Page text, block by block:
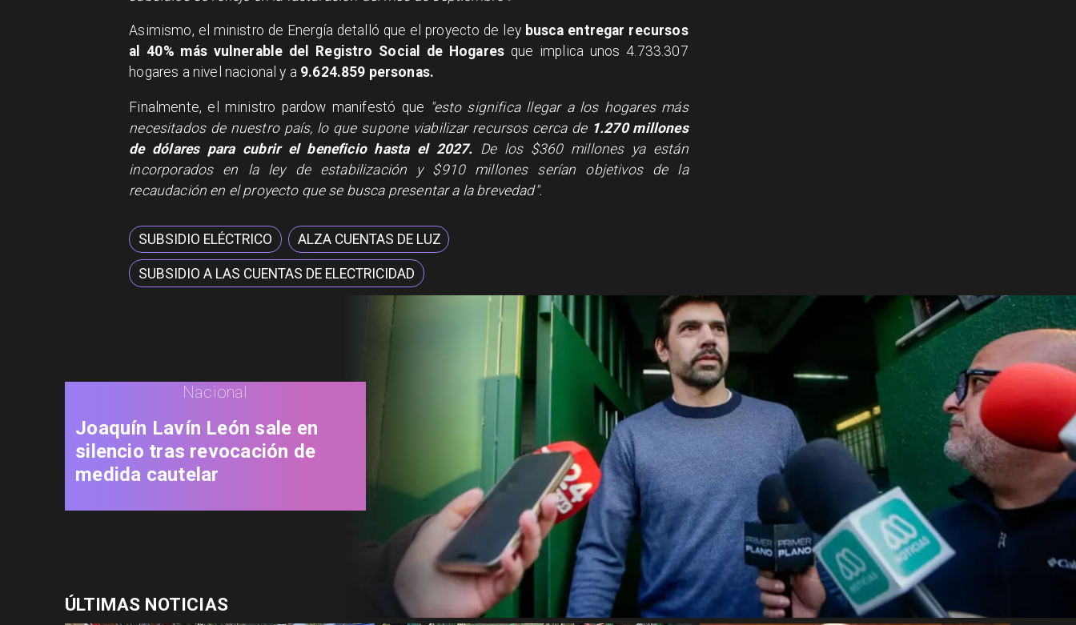
Asimismo, el ministro de Energía detalló que el proyecto de leybusca entregar recursos
al 40% más vulnerable del Registro Social de Hogares que implica unos 4.733.307
hogares a nivel nacional y a 9.624.859 personas.
Finalmente, el ministro pardow manifestó que "esto significa llegar a los hogares más
necesitados de nuestro país, lo que supone viabilizar recursos cerca de 1.270 millones
de dólares para cubrir el beneficio hasta el 2027. De los $360 millones ya están
incorporados en la ley de estabilización y $910 millones serían objetivos de la
recaudación en el proyecto que se busca presentar a la brevedad".
SUBSIDIO ELÉCTRICO ALZA CUENTAS DE LUZ
SUBSIDIO A LAS CUENTAS DE ELECTRICIDAD
Nacional
Joaquín Lavín León sale en
silencio tras revocación de
medida cautelar
ÚLTIMAS NOTICIAS